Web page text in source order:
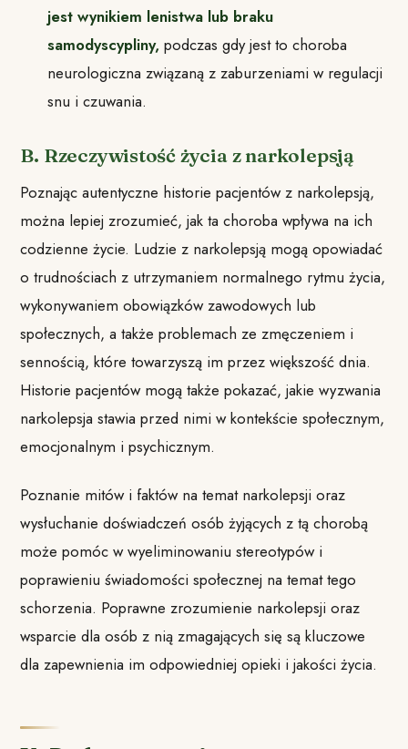
jest wynikiem lenistwa lub braku
samodyscypliny, podczas gdy jest to choroba
neurologiczna związaną z zaburzeniami w regulacji
snu i czuwania.
B. Rzeczywistość życia z narkolepsją
Poznając autentyczne historie pacjentów z narkolepsją,
można lepiej zrozumieć, jak ta choroba wpływa na ich
codzienne życie. Ludzie z narkolepsją mogą opowiadać
o trudnościach z utrzymaniem normalnego rytmu życia,
wykonywaniem obowiązków zawodowych lub
społecznych, a także problemach ze zmęczeniem i
sennością, które towarzyszą im przez większość dnia.
Historie pacjentów mogą także pokazać, jakie wyzwania
narkolepsja stawia przed nimi w kontekście społecznym,
emocjonalnym i psychicznym.
Poznanie mitów i faktów na temat narkolepsji oraz
wysłuchanie doświadczeń osób żyjących z tą chorobą
może pomóc w wyeliminowaniu stereotypów i
poprawieniu świadomości społecznej na temat tego
schorzenia. Poprawne zrozumienie narkolepsji oraz
wsparcie dla osób z nią zmagających się są kluczowe
dla zapewnienia im odpowiedniej opieki i jakości życia.